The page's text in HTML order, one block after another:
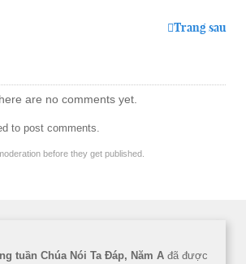
Trang sau
are no comments yet.
to post comments.
before they get published.
tuần Chúa Nói Ta Đáp, Năm A đã được